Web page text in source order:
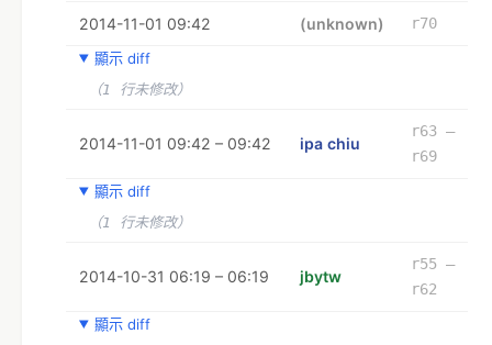
2014-11-01 09:42 (unknown)
r70
顯示 diff
（1 行未修改）
2014-11-01 09:42 – 09:42 ipa chiu
r63 –
r69
顯示 diff
（1 行未修改）
2014-10-31 06:19 – 06:19 jbytw
r55 –
r62
顯示 diff